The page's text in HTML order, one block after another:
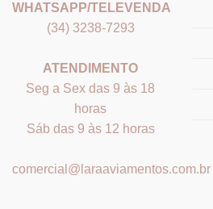
WHATSAPP/TELEVENDA
(34) 3238-7293
ATENDIMENTO
Seg a Sex das 9 às 18
horas
Sáb das 9 às 12 horas
comercial@laraaviamentos.com.br